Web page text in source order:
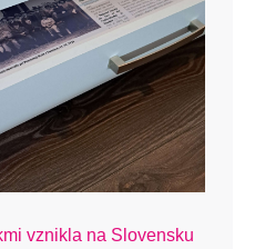
vznikla na Slovensku